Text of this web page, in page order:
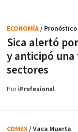
Sica alertó
y anticipó
sectores
ECONOMÍA/ Pronóstico
PoriProfesional
COMEX/ Vaca Muerta